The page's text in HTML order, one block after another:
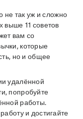
не так уж и сложно
выше 11 советов
вам со
которые
но и общее
удалённой
попробуйте
работы.
и достигайте